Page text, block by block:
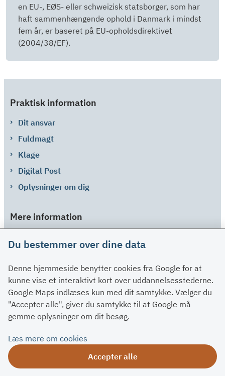
en EU-, EØS- eller schweizisk statsborger, som har
haft sammenhængende ophold i Danmark i mindst
fem år, er baseret på EU-opholdsdirektivet
(2004/38/EF).
Praktisk information
Dit ansvar
Fuldmagt
Klage
Digital Post
Oplysninger om dig
Mere information
Spørgsmål og svar
Kontakt
Paragraffer
Om su.dk
Du bestemmer over dine data
Denne hjemmeside benytter cookies fra Google for at
kunne vise et interaktivt kort over uddannelsesstederne.
Google Maps indlæses kun med dit samtykke. Vælger du
"Accepter alle", giver du samtykke til at Google må
gemme oplysninger om dit besøg.
Læs mere om cookies
Accepter alle